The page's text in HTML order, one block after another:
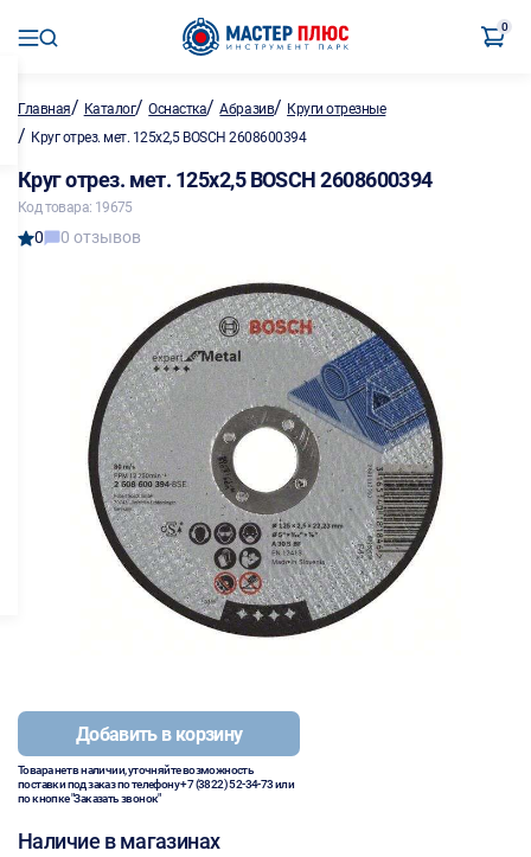
0
Главная/ Каталог/Оснастка/Абразив/ Круги отрезные
/ Круг отрез. мет. 125х2,5 BOSCH 2608600394
Круг отрез. мет. 125х2,5 BOSCH 2608600394
Код товара: 19675
0 0 отзывов
Добавить в корзину
Товара нет в наличии, уточняйте возможность
поставки под заказ по телефону+7 (3822) 52-34-73или
по кнопке "Заказать звонок"
Наличие в магазинах